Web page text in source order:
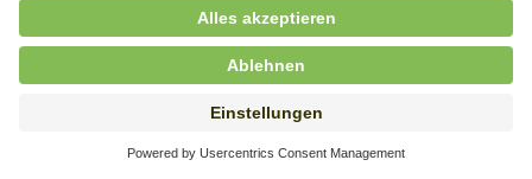
Hauswirtschaftskraft (m/w/d)
in unbefristeter Anstellung, Teilzeit (20 Std./Wo.), SOS-
Kinderdorf Dortmund, Hagen